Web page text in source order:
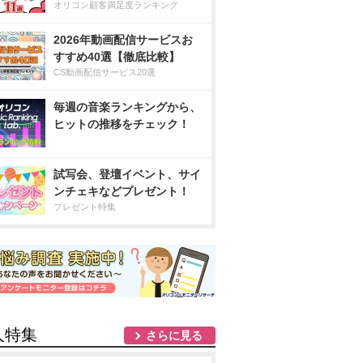
オリコン顧客満足度ランキング
2026年動画配信サービスお
すすめ40選【徹底比較】
CS動画配信サービス20選
毎週の音楽ランキングから、
ヒットの推移をチェック！
試写会、登壇イベント、サイ
ンチェキなどプレゼント！
プレゼント特集
特集 さらに見る